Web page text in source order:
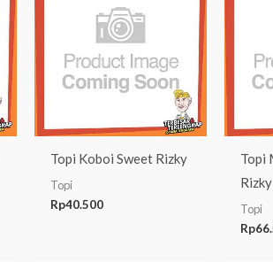
Topi Koboi Sweet Rizky
Topi
Rp40.500
Topi
Rizky
Topi
Rp